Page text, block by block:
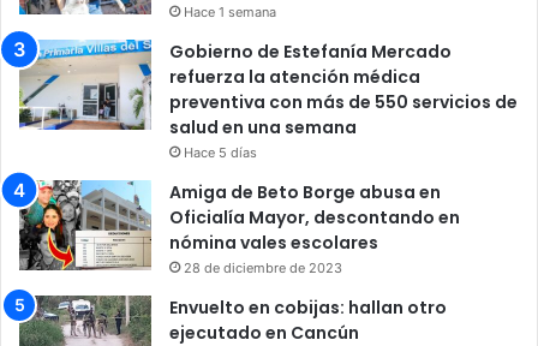
Hace 1 semana
Gobierno de Estefanía Mercado
refuerza la atención médica
preventiva con más de 550 servicios de
salud en una semana
Hace 5 días
Amiga de Beto Borge abusa en
Oficialía Mayor, descontando en
nómina vales escolares
28 de diciembre de 2023
Envuelto en cobijas: hallan otro
ejecutado en Cancún